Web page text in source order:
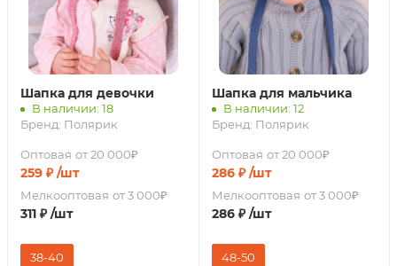
Шапка для девочки
В наличии: 18
Бренд: Полярик
Оптовая от 20 000₽
259 ₽ /шт
Мелкооптовая от 3 000₽
311 ₽ /шт
38-40
Шапка для мальчика
В наличии: 12
Бренд: Полярик
Оптовая от 20 000₽
286₽ /шт
Мелкооптовая от 3 000₽
286₽ /шт
48-50